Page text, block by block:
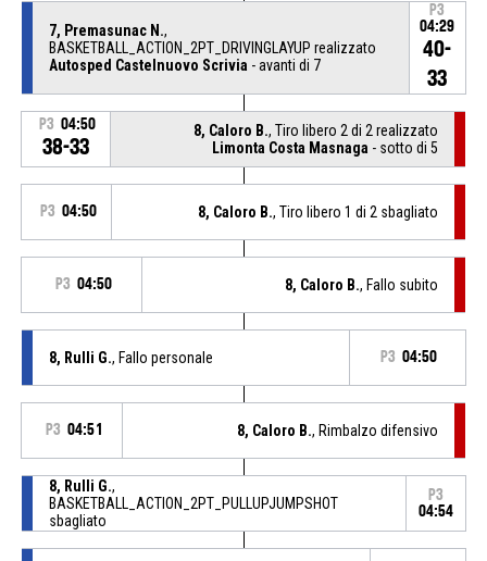
7, Premasunac N.,
BASKETBALL_ACTION_2PT_DRIVINGLAYUP realizzato
Autosped Castelnuovo Scrivia - avanti di 7
P3
04:29
40-
33
P3 04:50
38-33
8, Caloro B., Tiro libero 2 di 2 realizzato
Limonta Costa Masnaga - sotto di 5
P3 04:50 8, Caloro B., Tiro libero 1 di 2 sbagliato
P3 04:50 8, Caloro B., Fallo subito
8, Rulli G., Fallo personale P3 04:50
P3 04:51 8, Caloro B., Rimbalzo difensivo
8, Rulli G.,
BASKETBALL_ACTION_2PT_PULLUPJUMPSHOT
sbagliato
P3
04:54